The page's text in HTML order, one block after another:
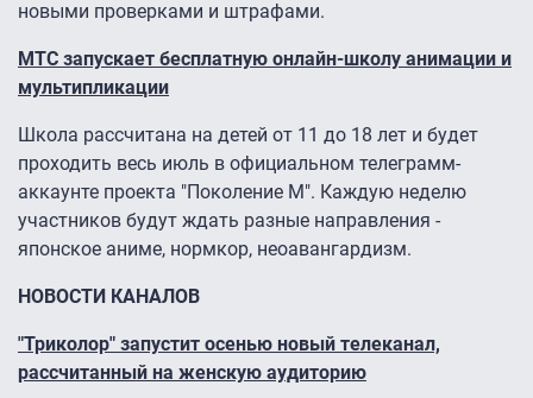
новыми проверками и штрафами.
МТС запускает бесплатную онлайн-школу анимации и
мультипликации
Школа рассчитана на детей от 11 до 18 лет и будет
проходить весь июль в официальном телеграмм-
аккаунте проекта "Поколение М". Каждую неделю
участников будут ждать разные направления -
японское аниме, нормкор, неоавангардизм.
НОВОСТИ КАНАЛОВ
"Триколор" запустит осенью новый телеканал,
рассчитанный на женскую аудиторию